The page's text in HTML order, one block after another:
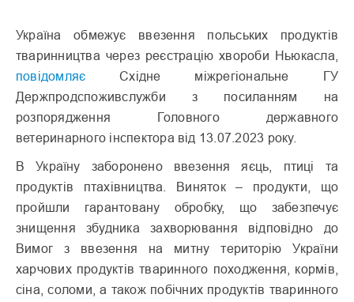
Україна обмежує ввезення польських продуктів
тваринництва через реєстрацію хвороби Ньюкасла,
повідомляє Східне міжрегіональне ГУ
Держпродспоживслужби з посиланням на
розпорядження Головного державного
ветеринарного інспектора від 13.07.2023 року.
В Україну заборонено ввезення яєць, птиці та
продуктів птахівництва. Виняток – продукти, що
пройшли гарантовану обробку, що забезпечує
знищення збудника захворювання відповідно до
Вимог з ввезення на митну територію України
харчових продуктів тваринного походження, кормів,
сіна, соломи, а також побічних продуктів тваринного